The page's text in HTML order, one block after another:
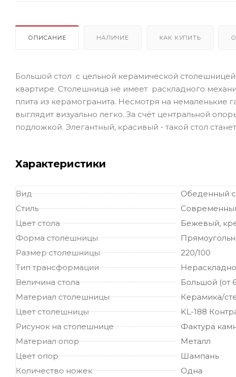
ОПИСАНИЕ НАЛИЧИЕ КАК КУПИТЬ
Большой стол с цельной керамической
квартире. Столешница не имеет раскладного
плита из керамогранита. Несмотря на немаленькие
выглядит визуально легко. За счёт центральной
подложкой. Элегантный, красивый - такой стол
Характеристики
Вид
Обеденный
Стиль
Цвет стола
Бежевый,
Форма столешницы
Размер столешницы
220/100
Тип трансформации
Величина стола
Большой (от
Материал столешницы
Керамика/
Цвет столешницы
KL-188
Рисунок на столешнице
Фактура
Материал опор
Металл
Цвет опор
Шампань
Количество ножек
Одна